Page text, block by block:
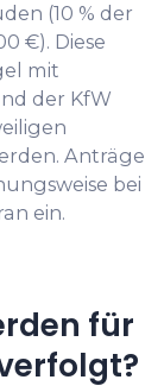
(10 % der
€). Diese
mit
der KfW
Anträge
bei
ein.
für